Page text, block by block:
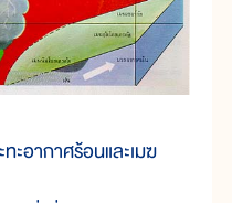
ะอากาศร้อนและเมฆ